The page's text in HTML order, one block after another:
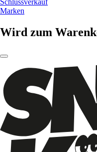
Schlussverkauf
Marken
Wird zum